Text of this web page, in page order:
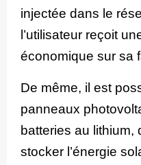
injectée dans le
l’utilisateur reçoit
économique sur sa
De même, il est
panneaux
batteries au lithium,
stocker l’énergie